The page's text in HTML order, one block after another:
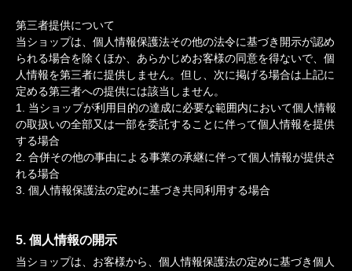
第三者提供について
当ショップは、個人情報保護法その他の法令に基づき開示が認め
られる場合を除くほか、あらかじめお客様の同意を得ないで、個
人情報を第三者に提供しません。但し、次に掲げる場合は上記に
定める第三者への提供には該当しません。
1. 当ショップが利用目的の達成に必要な範囲内において個人情報
の取扱いの全部又は一部を委託することに伴って個人情報を提供
する場合
2. 合併その他の事由による事業の承継に伴って個人情報が提供さ
れる場合
3. 個人情報保護法の定めに基づき共同利用する場合
5. 個人情報の開示
当ショップは、お客様から、個人情報保護法の定めに基づき個人